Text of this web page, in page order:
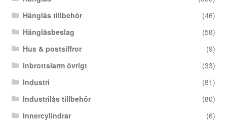
Hänglås tillbehör
(46)
Hänglåsbeslag
(58)
Hus & postsiffror
(9)
Inbrottslarm övrigt
(33)
Industri
(81)
Industrilås tillbehör
(80)
Innercylindrar
(6)